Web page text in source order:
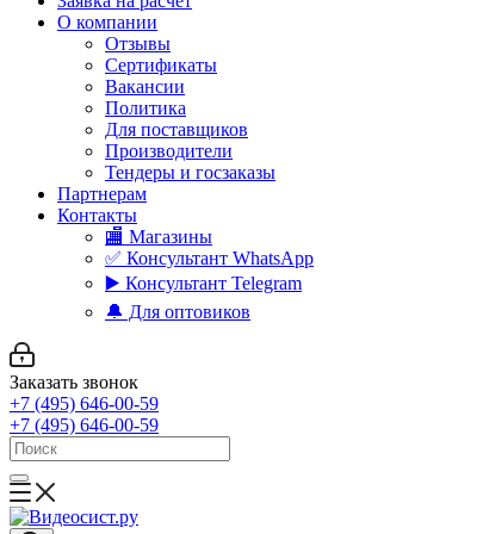
О компании
Отзывы
Сертификаты
Вакансии
Политика
Для поставщиков
Производители
Тендеры и госзаказы
Партнерам
Контакты
🏬 Магазины
✅️ Консультант WhatsApp
▶️ Консультант Telegram
🔔 Для оптовиков
Заказать звонок
+7 (495) 646-00-59
+7 (495) 646-00-59